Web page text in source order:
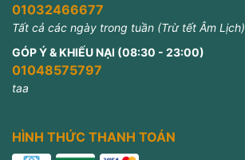
01032466677
Tất cả các ngày trong tuần (Trừ tết Âm Lịch)
GÓP Ý & KHIẾU NẠI (08:30 - 23:00)
01048575797
taa
HÌNH THỨC THANH TOÁN